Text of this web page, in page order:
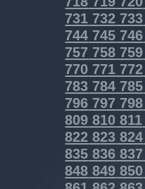
731 732 733
744 745 746
757 758 759
770 771 772
783 784 785
796 797 798
809 810 811
822 823 824
835 836 837
848 849 850